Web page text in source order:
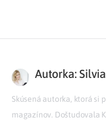
Autorka:
Skúsená autorka, ktorá si
magazínov. Doštudovala